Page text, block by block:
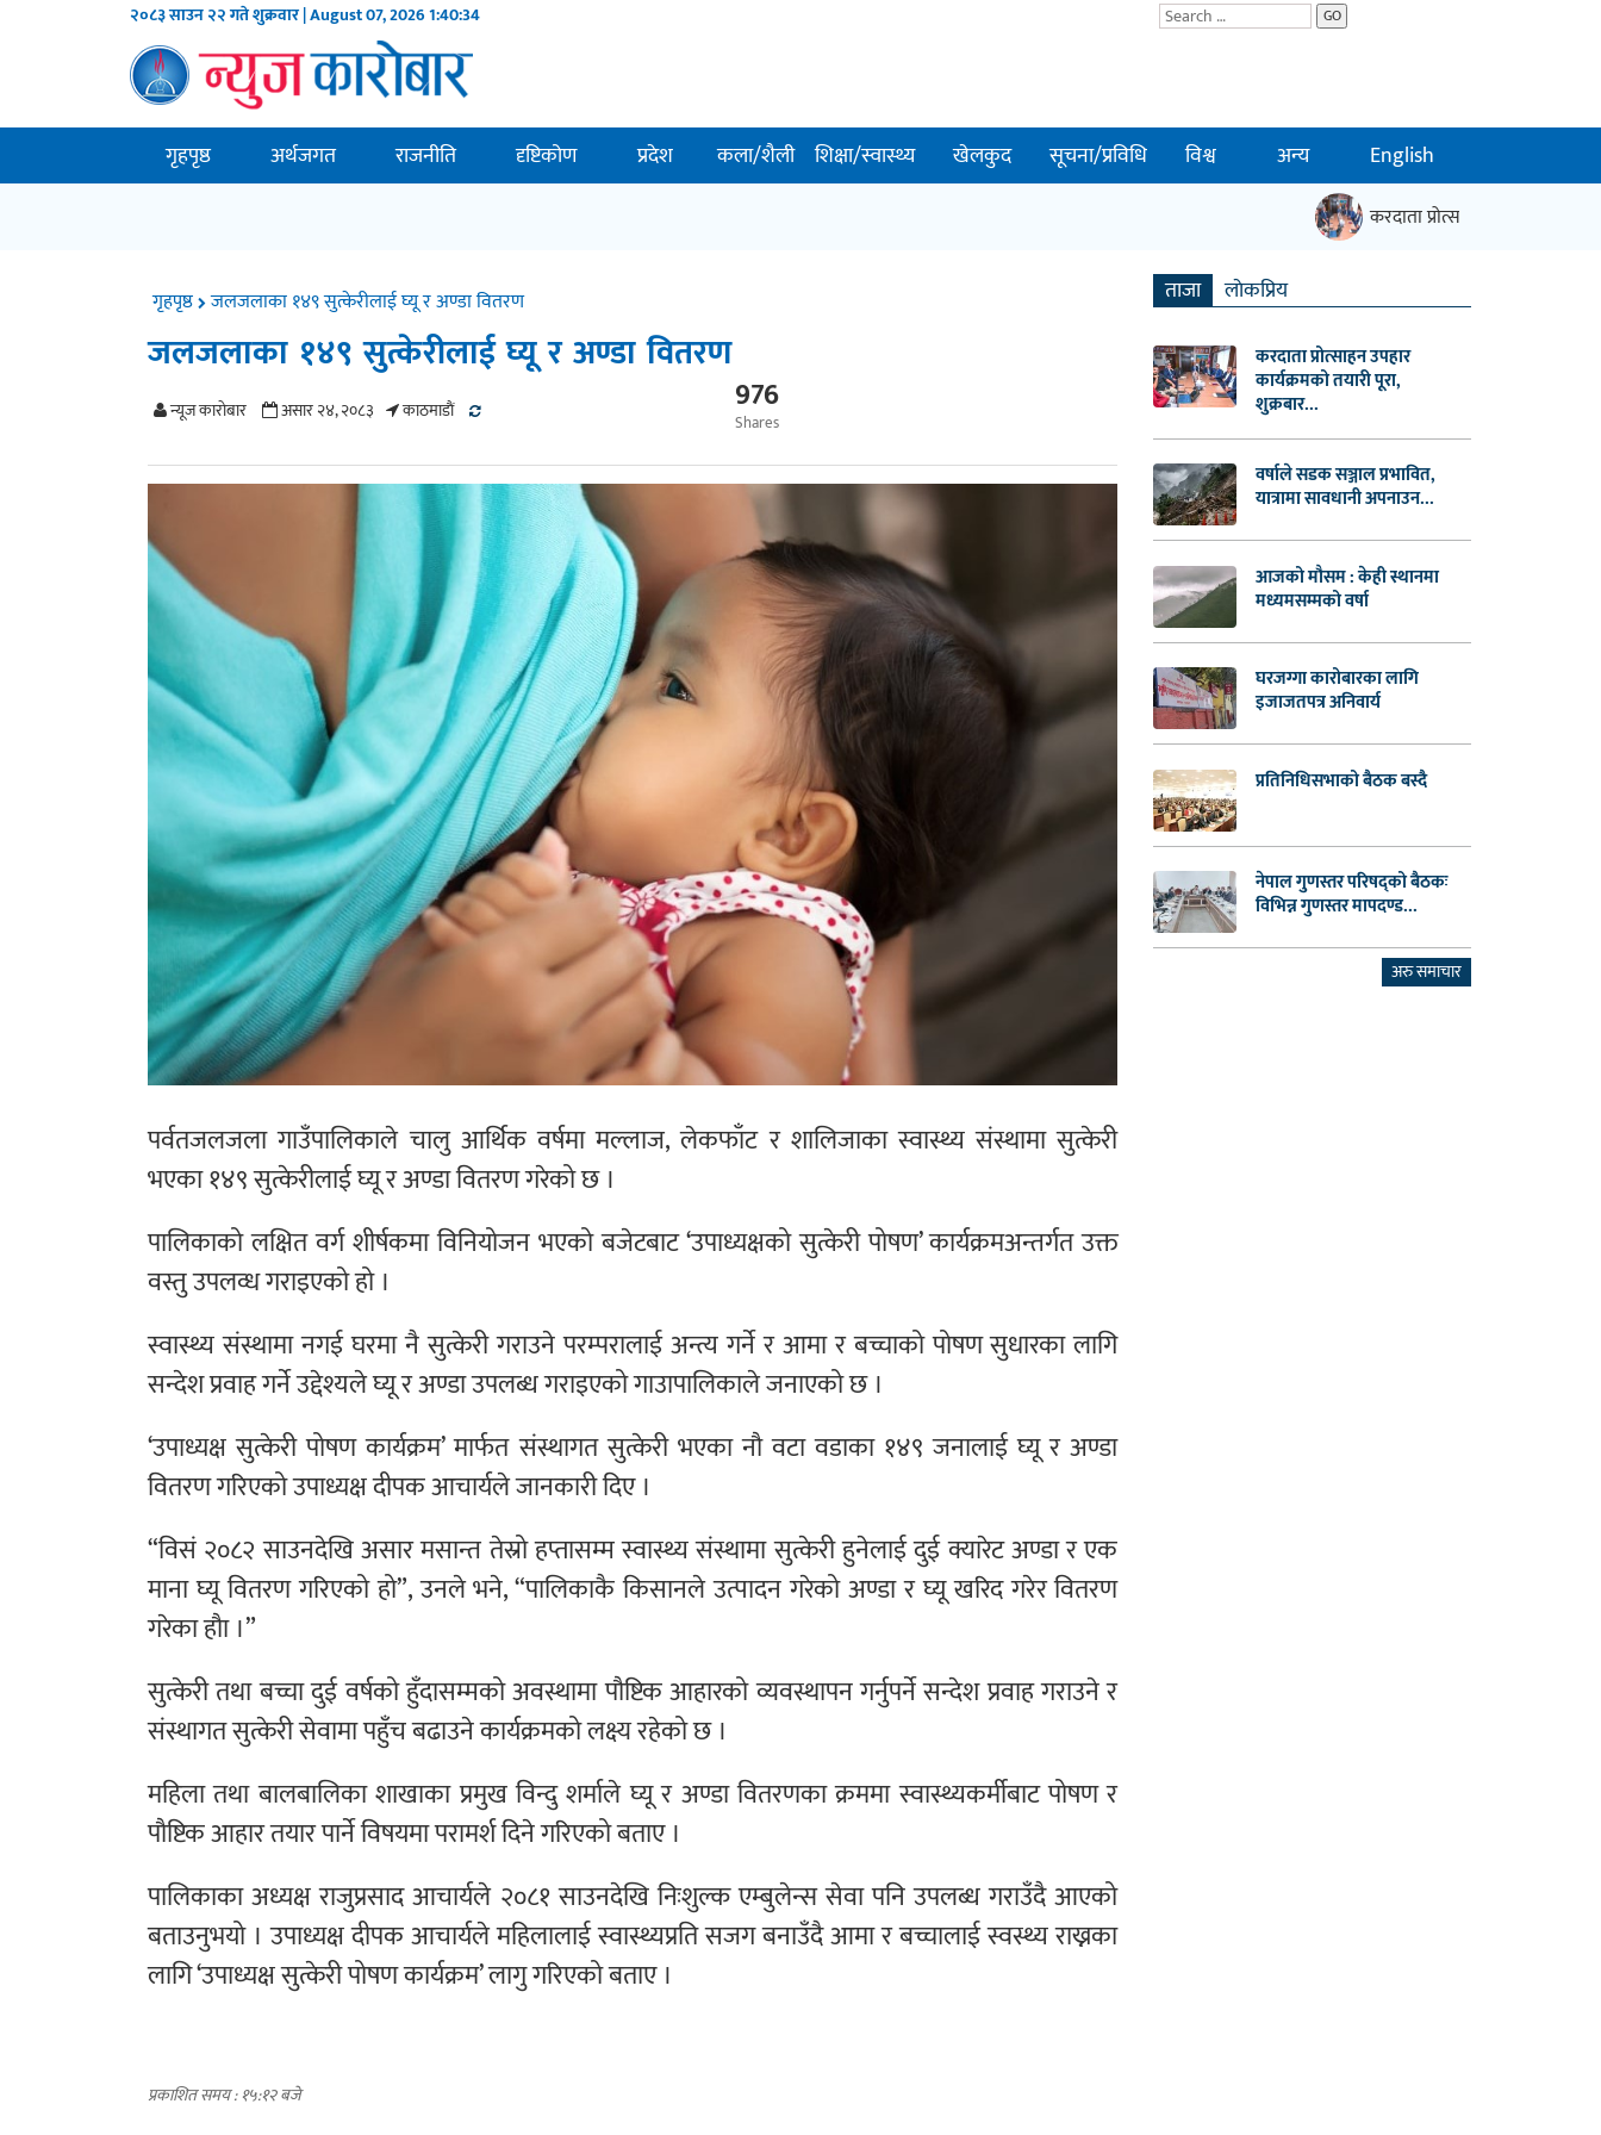
२०८३ साउन २२ गते शुक्रवार | August 07, 20261:40:35 GO
गृहपृष्ठ अर्थजगत राजनीति दृष्टिकोण प्रदेश कला/शैली शिक्षा/स्वास्थ्य खेलकुद सूचना/प्रविधि विश्व अन्य English
करदाता प्रोत्साहन उपहार
गृहपृष्ठ जलजलाका १४९ सुत्केरीलाई घ्यू र अण्डा वितरण
जलजलाका १४९ सुत्केरीलाई घ्यू र अण्डा वितरण
न्यूज काराेबार असार २४, २०८३ काठमाडाैं 976
Shares
पर्वतजलजला गाउँपालिकाले चालु आर्थिक वर्षमा मल्लाज, लेकफाँट र शालिजाका स्वास्थ्य संस्थामा सुत्केरी
भएका १४९ सुत्केरीलाई घ्यू र अण्डा वितरण गरेको छ ।
पालिकाको लक्षित वर्ग शीर्षकमा विनियोजन भएको बजेटबाट ‘उपाध्यक्षको सुत्केरी पोषण’ कार्यक्रमअन्तर्गत उक्त
वस्तु उपलव्ध गराइएको हो ।
स्वास्थ्य संस्थामा नगई घरमा नै सुत्केरी गराउने परम्परालाई अन्त्य गर्ने र आमा र बच्चाको पोषण सुधारका लागि
सन्देश प्रवाह गर्ने उद्देश्यले घ्यू र अण्डा उपलब्ध गराइएको गाउापालिकाले जनाएको छ ।
‘उपाध्यक्ष सुत्केरी पोषण कार्यक्रम’ मार्फत संस्थागत सुत्केरी भएका नौ वटा वडाका १४९ जनालाई घ्यू र अण्डा
वितरण गरिएको उपाध्यक्ष दीपक आचार्यले जानकारी दिए ।
“विसं २०८२ साउनदेखि असार मसान्त तेस्रो हप्तासम्म स्वास्थ्य संस्थामा सुत्केरी हुनेलाई दुई क्यारेट अण्डा र एक
माना घ्यू वितरण गरिएको हो”, उनले भने, “पालिकाकै किसानले उत्पादन गरेको अण्डा र घ्यू खरिद गरेर वितरण
गरेका हौा ।”
सुत्केरी तथा बच्चा दुई वर्षको हुँदासम्मको अवस्थामा पौष्टिक आहारको व्यवस्थापन गर्नुपर्ने सन्देश प्रवाह गराउने र
संस्थागत सुत्केरी सेवामा पहुँच बढाउने कार्यक्रमको लक्ष्य रहेको छ ।
महिला तथा बालबालिका शाखाका प्रमुख विन्दु शर्माले घ्यू र अण्डा वितरणका क्रममा स्वास्थ्यकर्मीबाट पोषण र
पौष्टिक आहार तयार पार्ने विषयमा परामर्श दिने गरिएको बताए ।
पालिकाका अध्यक्ष राजुप्रसाद आचार्यले २०८१ साउनदेखि निःशुल्क एम्बुलेन्स सेवा पनि उपलब्ध गराउँदै आएको
बताउनुभयो । उपाध्यक्ष दीपक आचार्यले महिलालाई स्वास्थ्यप्रति सजग बनाउँदै आमा र बच्चालाई स्वस्थ्य राख्नका
लागि ‘उपाध्यक्ष सुत्केरी पोषण कार्यक्रम’ लागु गरिएको बताए ।
प्रकाशित समय : १५:१२ बजे
ताजा लाेकप्रिय
करदाता प्रोत्साहन उपहार
कार्यक्रमको तयारी पूरा,
शुक्रबार...
वर्षाले सडक सञ्जाल प्रभावित,
यात्रामा सावधानी अपनाउन...
आजको मौसम : केही स्थानमा
मध्यमसम्मको वर्षा
घरजग्गा कारोबारका लागि
इजाजतपत्र अनिवार्य
प्रतिनिधिसभाको बैठक बस्दै
नेपाल गुणस्तर परिषद्को बैठकः
विभिन्न गुणस्तर मापदण्ड...
अरु समाचार